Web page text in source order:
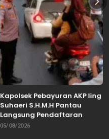
Kapolsek Pebayuran AKP Iing
Suhaeri S.H.M.H Pantau
Langsung Pendaftaran
Bakal Calon Kepala Desa di
05/08/2026